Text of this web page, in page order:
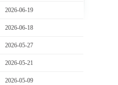
2026-06-19
2026-06-18
2026-05-27
2026-05-21
2026-05-09